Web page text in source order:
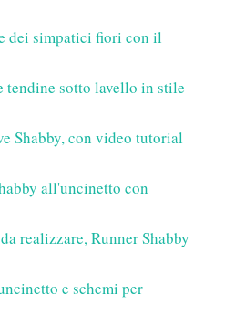
dei simpatici fiori con il
tendine sotto lavello in stile
Shabby, con video tutorial
all'uncinetto con
realizzare, Runner Shabby
e schemi per